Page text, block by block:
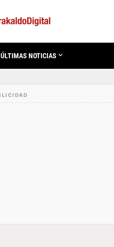
ÚLTIMAS NOTICIAS